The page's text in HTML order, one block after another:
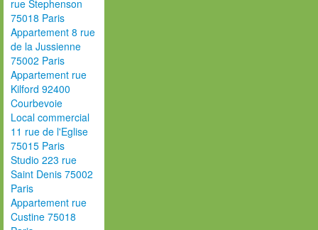
rue Stephenson
75018 Paris
Appartement 8 rue
de la Jussienne
75002 Paris
Appartement rue
Kilford 92400
Courbevoie
Local commercial
11 rue de l'Eglise
75015 Paris
Studio 223 rue
Saint Denis 75002
Paris
Appartement rue
Custine 75018